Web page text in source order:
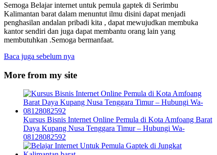
Semoga Belajar internet untuk pemula gaptek di Serimbu
Kalimantan barat dalam menuntut ilmu disini dapat menjadi
penghasilan andalan pribadi kita , dapat mewujudkan membuka
kantor sendiri dan juga dapat membantu orang lain yang
membutuhkan .Semoga bermanfaat.
Baca juga sebelum nya
More from my site
Kursus Bisnis Internet Online Pemula di Kota Amfoang Barat
Daya Kupang Nusa Tenggara Timur – Hubungi Wa-
08128082592